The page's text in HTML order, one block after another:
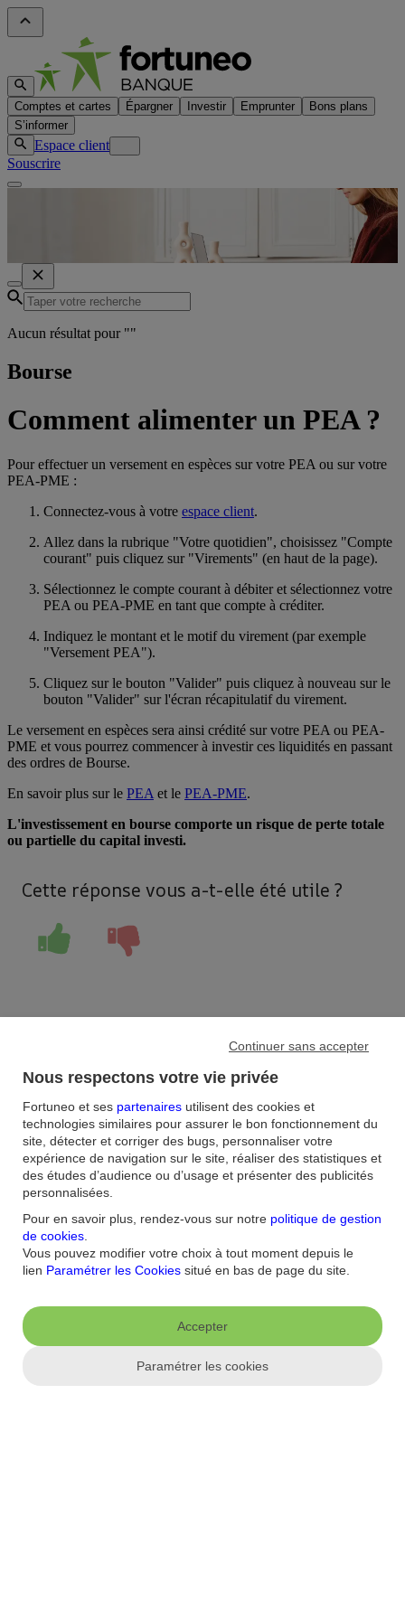
Comptes et cartes Épargner Investir Emprunter
Bons plans
S’informer
Espace client
Souscrire
Aucun résultat pour ""
Bourse
Comment alimenter un PEA ?
Pour effectuer un versement en espèces sur votre PEA ou sur votre
PEA-PME :
Connectez-vous à votre espace client.
Allez dans la rubrique "Votre quotidien", choisissez "Compte
courant" puis cliquez sur "Virements" (en haut de la page).
Sélectionnez le compte courant à débiter et sélectionnez votre
PEA ou PEA-PME en tant que compte à créditer.
Indiquez le montant et le motif du virement (par exemple
"Versement PEA").
Cliquez sur le bouton "Valider" puis cliquez à nouveau sur le
bouton "Valider" sur l'écran récapitulatif du virement.
Le versement en espèces sera ainsi crédité sur votre PEA ou PEA-
PME et vous pourrez commencer à investir ces liquidités en passant
des ordres de Bourse.
En savoir plus sur le PEA et le PEA-PME.
L'investissement en bourse comporte un risque de perte totale
ou partielle du capital investi.
Cette réponse vous a-t-elle été utile ?
FAQ/
Bourse
/
Comment alimenter un PEA ?
Aide et contact
FAQNous contacter / Réclamations
conformeSécurité Plan du site
Nous connaitre
engagements RSERecrutementEspace Presse
Informations réglementaires
Conditions tarifairesPolitique de
Nous respectons votre vie privée
Fortuneo et ses partenaires utilisent des cookies et
technologies similaires pour assurer le bon fonctionnement du
site, détecter et corriger des bugs, personnaliser votre
expérience de navigation sur le site, réaliser des statistiques et
des études d’audience ou d’usage et présenter des publicités
personnalisées.
Pour en savoir plus, rendez-vous sur notre politique de gestion
de cookies
Vous pouvez modifier votre choix à tout moment depuis le
lien Paramétrer les Cookies situé en bas de page du site.
Accepter
Continuer sans accepter
Paramétrer les cookies